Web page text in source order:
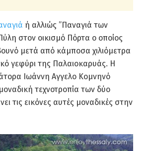
ή αλλιώς ”Παναγιά των
στον οικισμό Πόρτα ο οποίος
μετά από κάμποσα χιλιόμετρα
γεφύρι της Παλαιοκαρυάς. Η
Ιωάννη Αγγελο Κομνηνό
τεχνοτροπία των δύο
τις εικόνες αυτές μοναδικές στην